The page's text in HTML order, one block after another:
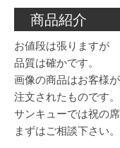
商品紹介
お値段は張りますが
品質は確かです。
画像の商品はお客様
注文されたものです。
サンキューでは祝の
まずはご相談下さい。